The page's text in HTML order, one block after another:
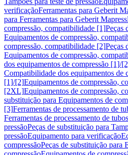
verificaçãoFerramentas para Geberit
para Ferramentas para Geberit Mapress
compressão, compatibilidade [1]Peças
Equipamentos de compressão,
compressão, compatibilidade [2]Peças
Equipamentos de compressão,
dos equipamentos de compressão [1]/
Compatibilidade dos equipamentos de
[1]/[2]Equipamentos de compressão,
[2XL]Equipamentos de compressão,
substituição para Equipamentos de
[3]Ferramentas de processamento de
Ferramentas de processamento de tubos
pressãoPeças de substituição para
pressãoEquipamento para verificação
compressãoPeças de substituição para